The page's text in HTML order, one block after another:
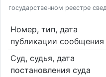
государственном реестре
Номер, тип, дата
публикации сообщения
Суд, судья, дата
постановления суда